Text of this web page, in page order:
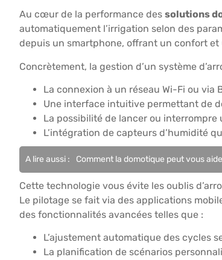
Au cœur de la performance des solutions
automatiquement l’irrigation selon des
depuis un smartphone, offrant un confort
Concrètement, la gestion d’un système
La connexion à un réseau Wi-Fi ou via
Une interface intuitive permettant de
La possibilité de lancer ou interrompre
L’intégration de capteurs d’humidité
A lire aussi : Comment la domotique peut vous
Cette technologie vous évite les oublis
Le pilotage se fait via des applications
des fonctionnalités avancées telles que :
L’ajustement automatique des cycles
La planification de scénarios